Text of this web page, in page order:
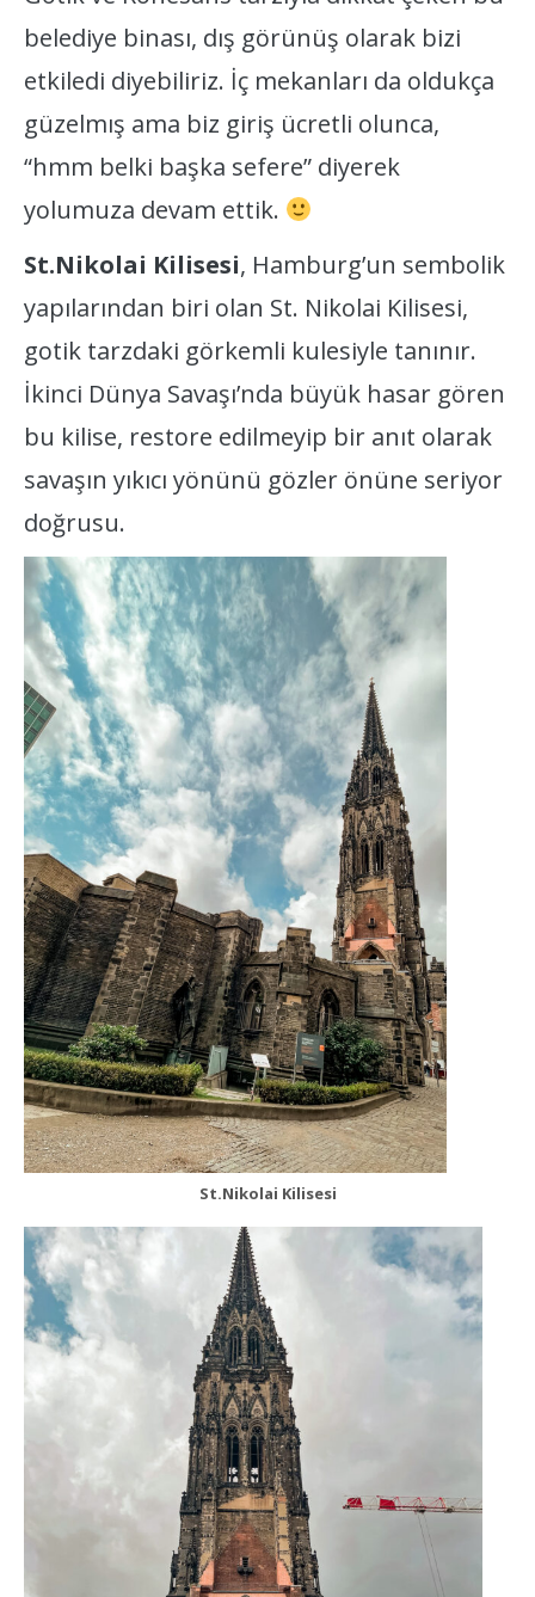
belediye binası, dış görünüş olarak bizi
etkiledi diyebiliriz. İç mekanları da oldukça
güzelmış ama biz giriş ücretli olunca,
“hmm belki başka sefere” diyerek
yolumuza devam ettik.
St.Nikolai Kilisesi, Hamburg’un sembolik
yapılarından biri olan St. Nikolai Kilisesi,
gotik tarzdaki görkemli kulesiyle tanınır.
İkinci Dünya Savaşı’nda büyük hasar gören
bu kilise, restore edilmeyip bir anıt olarak
savaşın yıkıcı yönünü gözler önüne seriyor
doğrusu.
St.Nikolai Kilisesi